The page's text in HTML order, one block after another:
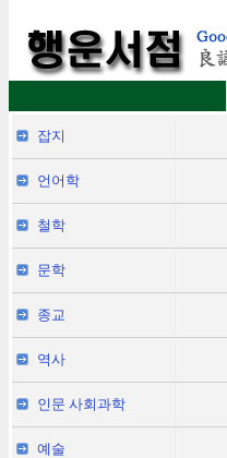
잡지
언어학
철학
문학
종교
역사
인문 사회과학
예술